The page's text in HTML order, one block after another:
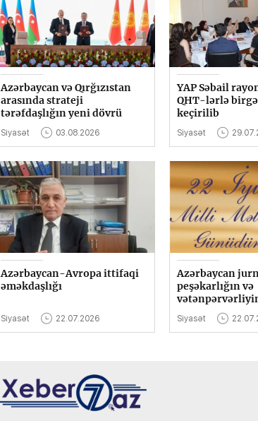
Azərbaycan və Qırğızıstan
arasında strateji
tərəfdaşlığın yeni dövrü
Siyasət 03.08.2026
YAP Səbail
QHT-lərlə
keçirilib
Siyasət
Azərbaycan-Avropa ittifaqi
əməkdaşlığı
Siyasət 22.07.2026
Azərbaycan
peşəkarlığın və
Siyasət